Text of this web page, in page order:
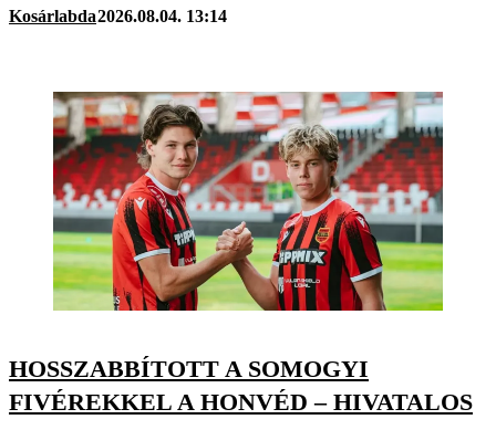
Kosárlabda2026.08.04. 13:14
HOSSZABBÍTOTT A SOMOGYI
FIVÉREKKEL A HONVÉD – HIVATALOS